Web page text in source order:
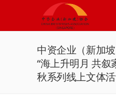
中资企业（新加
“海上升明月 共叙
秋系列线上文体